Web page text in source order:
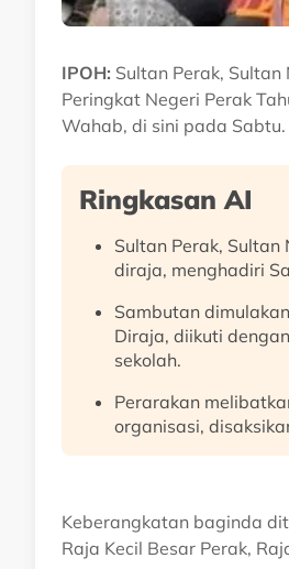
IPOH: Sultan Perak,
Peringkat Negeri Perak
Wahab, di sini pada Sabtu.
Ringkasan AI
Sultan Perak,
diraja, menghadiri
Sambutan
Diraja, diikuti
sekolah.
Perarakan
organisasi,
Keberangkatan baginda
Raja Kecil Besar Perak,